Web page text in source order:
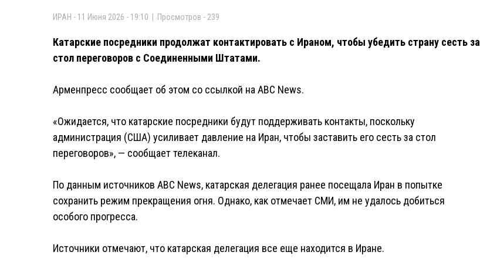
ИРАН - 11 Июня 2026 - 19:10 | Просмотров - 239
Катарские посредники продолжат контактировать с Ираном, чтобы убедить страну сесть за
стол переговоров с Соединенными Штатами.
Арменпресс сообщает об этом со ссылкой на ABC News.
«Ожидается, что катарские посредники будут поддерживать контакты, поскольку
администрация (США) усиливает давление на Иран, чтобы заставить его сесть за стол
переговоров», — сообщает телеканал.
По данным источников ABC News, катарская делегация ранее посещала Иран в попытке
сохранить режим прекращения огня. Однако, как отмечает СМИ, им не удалось добиться
особого прогресса.
Источники отмечают, что катарская делегация все еще находится в Иране.